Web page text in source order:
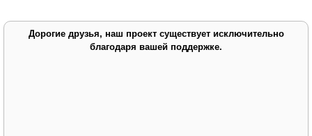
Дорогие друзья, наш проект существует исключительно
благодаря вашей поддержке.